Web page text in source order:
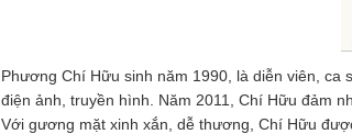
Phương Chí Hữu sinh năm 1990, là diễn viên,
điện ảnh, truyền hình. Năm 2011, Chí Hữu đảm
Với gương mặt xinh xắn, dễ thương, Chí Hữu